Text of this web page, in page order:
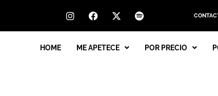
HOME ME APETECE POR PRECIO